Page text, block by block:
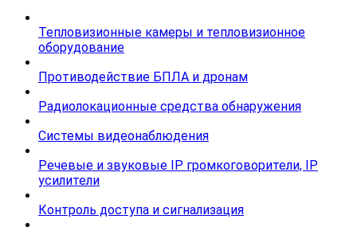
Тепловизионные камеры и тепловизионное
оборудование
Противодействие БПЛА и дронам
Радиолокационные средства обнаружения
Системы видеонаблюдения
Речевые и звуковые IP громкоговорители, IP
усилители
Контроль доступа и сигнализация